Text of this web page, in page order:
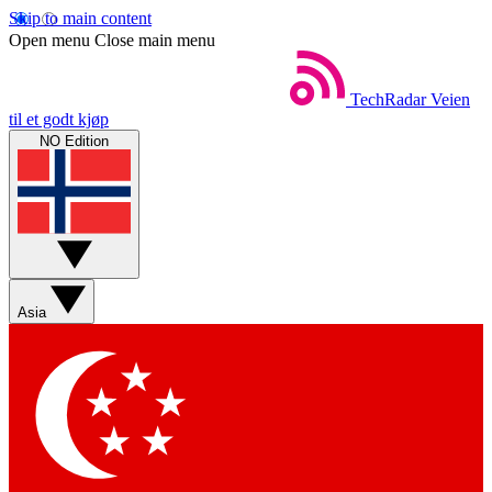
Skip to main content
Open menu Close main menu
TechRadar Veien
til et godt kjøp
NO Edition
Asia